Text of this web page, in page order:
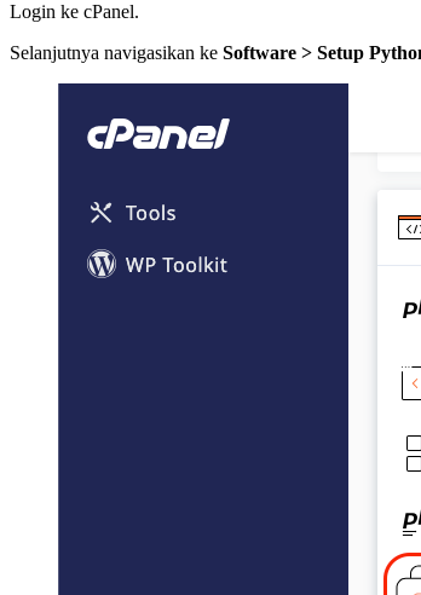
Login ke cPanel.
Selanjutnya navigasikan ke Software > Setup